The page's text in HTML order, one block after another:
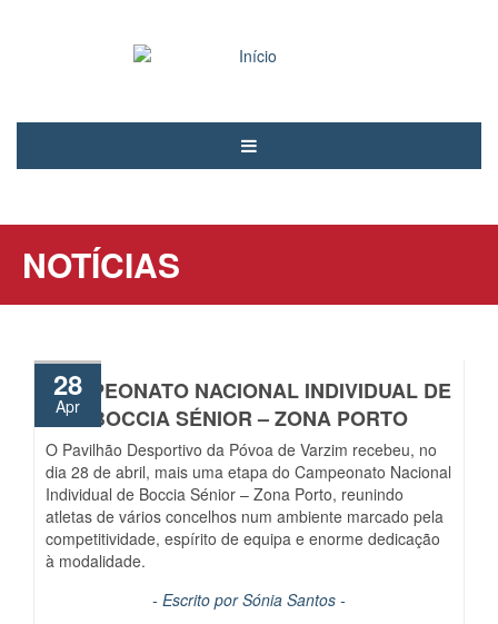
principal
PCAND
Associados
Árbitros
Voluntariado
Contactos
Entrar
NOTÍCIAS
CAMPEONATO NACIONAL INDIVIDUAL DE
BOCCIA SÉNIOR – ZONA PORTO
28
Apr
O Pavilhão Desportivo da Póvoa de Varzim recebeu, no
dia 28 de abril, mais uma etapa do Campeonato Nacional
Individual de Boccia Sénior – Zona Porto, reunindo
atletas de vários concelhos num ambiente marcado pela
competitividade, espírito de equipa e enorme dedicação
à modalidade.
- Escrito porSónia Santos -